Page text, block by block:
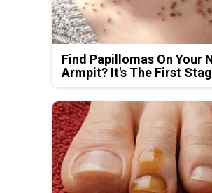
Find Papillomas On Your
Armpit? It's The First